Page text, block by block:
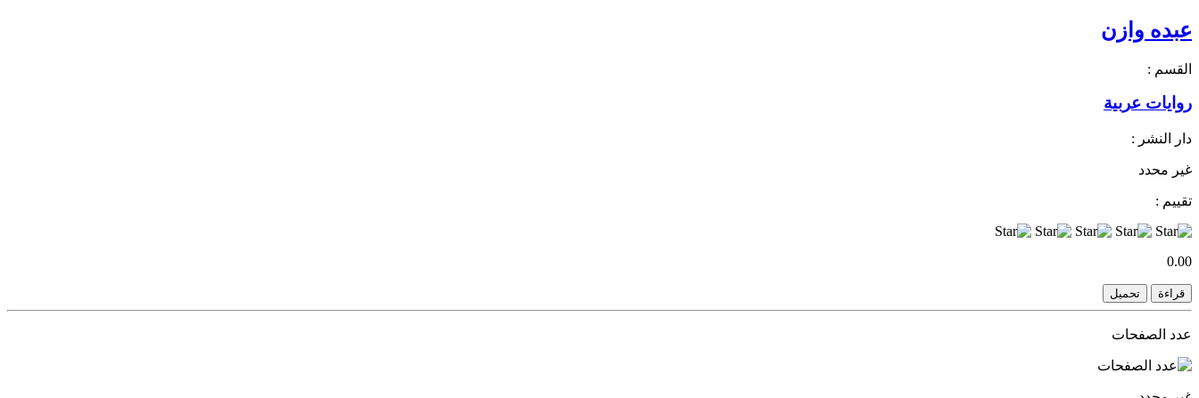
عبده وازن
القسم :
روايات عربية
دار النشر :
غير محدد
تقييم :
0.00
قراءة تحميل
عدد الصفحات